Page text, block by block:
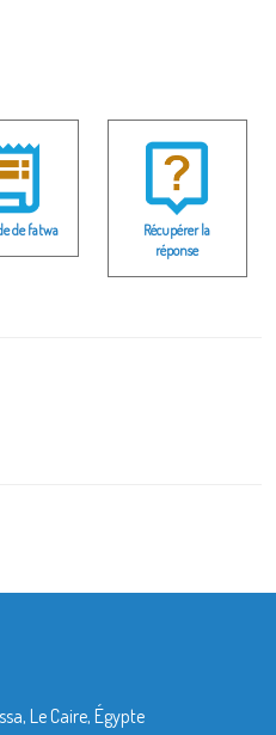
de fatwa
Récupérer la
réponse
Le Caire, Égypte